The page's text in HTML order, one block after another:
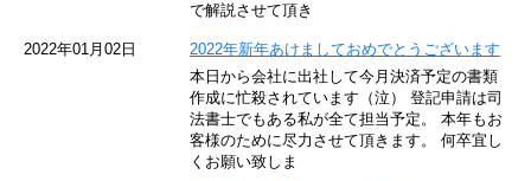
京王井の頭線
JR湘南新宿ライン
で解説させて頂き
2022年01月02日
2022年新年あけましておめでとうございます
本日から会社に出社して今月決済予定の書類
作成に忙殺されています（泣） 登記申請は司
法書士でもある私が全て担当予定。 本年もお
客様のために尽力させて頂きます。 何卒宜し
くお願い致しま